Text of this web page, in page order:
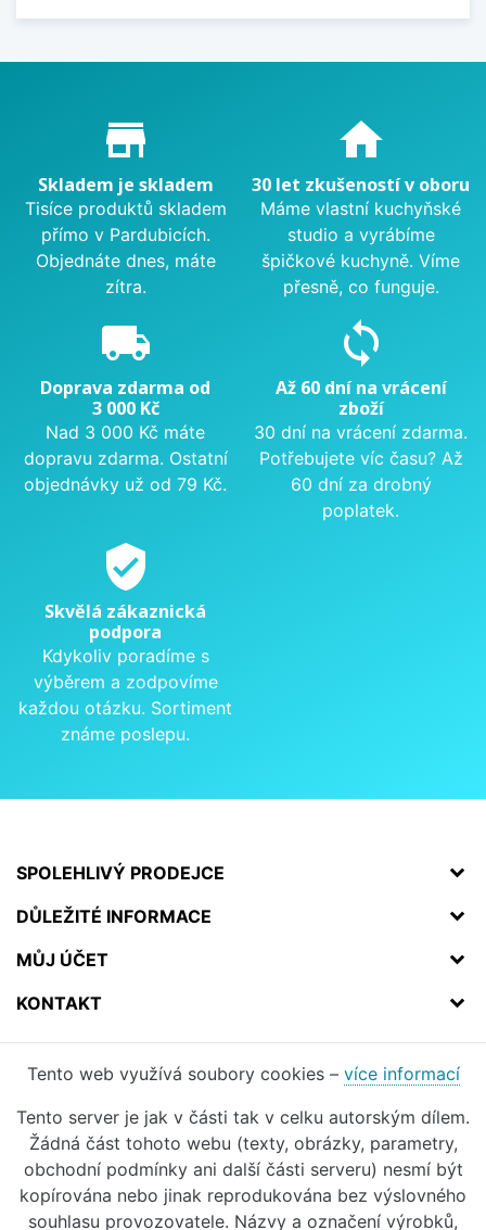
Proč nakupovat u nás?
store_mall_directory
Skladem je skladem
Tisíce produktů skladem
přímo v Pardubicích.
Objednáte dnes, máte
zítra.
home
30 let zkušeností v oboru
Máme vlastní kuchyňské
studio a vyrábíme
špičkové kuchyně. Víme
přesně, co funguje.
local_shipping
Doprava zdarma od
3 000 Kč
Nad 3 000 Kč máte
dopravu zdarma. Ostatní
objednávky už od 79 Kč.
sync
Až 60 dní na vrácení
zboží
30 dní na vrácení zdarma.
Potřebujete víc času? Až
60 dní za drobný
poplatek.
verified_user
Skvělá zákaznická
podpora
Kdykoliv poradíme s
výběrem a zodpovíme
každou otázku. Sortiment
známe poslepu.
SPOLEHLIVÝ PRODEJCE
DŮLEŽITÉ INFORMACE
MŮJ ÚČET
KONTAKT
Tento web využívá soubory cookies – více informací
Tento server je jak v části tak v celku autorským dílem.
Žádná část tohoto webu (texty, obrázky, parametry,
obchodní podmínky ani další části serveru) nesmí být
kopírována nebo jinak reprodukována bez výslovného
souhlasu provozovatele. Názvy a označení výrobků,